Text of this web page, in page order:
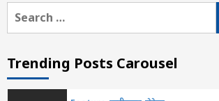
Search
for:
Trending Posts Carousel
7
दिल्ली नई दिल्ली नया रायपुर पामगढ़
रुपये की ठगी का मामला, 66
में हुए ट्रांसफर